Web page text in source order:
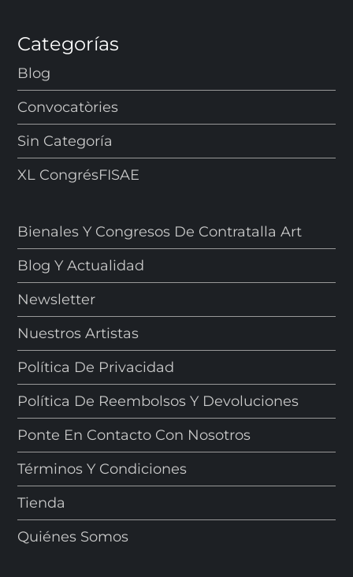
Categorías
Blog
Convocatòries
Sin Categoría
XL CongrésFISAE
Bienales Y Congresos De Contratalla Art
Blog Y Actualidad
Newsletter
Nuestros Artistas
Política De Privacidad
Política De Reembolsos Y Devoluciones
Ponte En Contacto Con Nosotros
Términos Y Condiciones
Tienda
Quiénes Somos